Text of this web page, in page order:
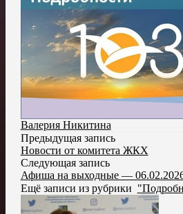
Валерия Никитина
Предыдущая запись
Новости от комитета ЖКХ
Следующая запись
Афиша на выходные —
Ещё записи из рубрики